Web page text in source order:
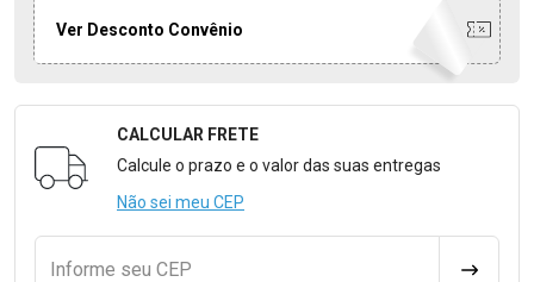
Ver Desconto Convênio
Formulário para Calcular o Frete
CALCULAR FRETE
Calcule o prazo e o valor das suas entregas
Não sei meu CEP
Informe seu CEP